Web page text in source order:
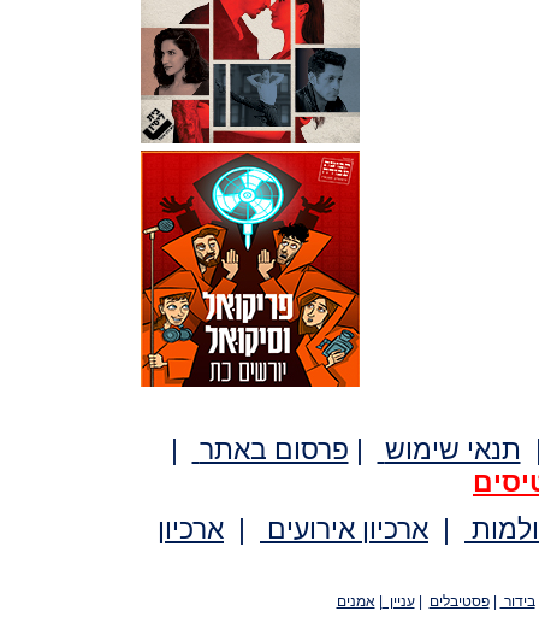
תנאי שימוש | פרסום באתר
|
| ארכיון אירועים | ארכיון
בידור |פסטיבלים |עניין |אמנים